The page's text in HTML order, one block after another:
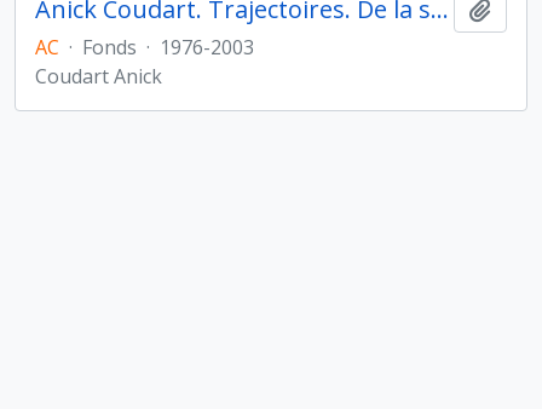
Anick Coudart. Trajectoires. De la sédentarisation à l'État
AC · Fonds · 1976-2003
Coudart Anick